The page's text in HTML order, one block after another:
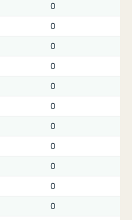
0
0
0
0
0
0
0
0
0
0
0